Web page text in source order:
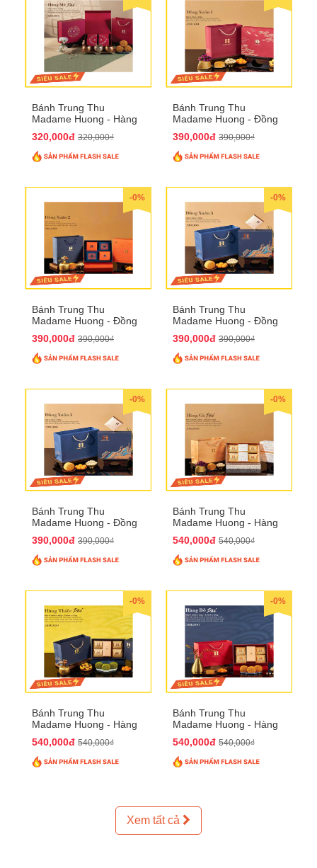
Bánh Trung Thu
Madame Huong - Hàng
320,000đ 320,000₫
Bánh Trung Thu
Madame Huong - Đồng
390,000đ 390,000₫
-0%
Bánh Trung Thu
Madame Huong - Đồng
390,000đ 390,000₫
-0%
Bánh Trung Thu
Madame Huong - Đồng
390,000đ 390,000₫
-0%
Bánh Trung Thu
Madame Huong - Đồng
390,000đ 390,000₫
-0%
Bánh Trung Thu
Madame Huong - Hàng
540,000đ 540,000₫
-0%
Bánh Trung Thu
Madame Huong - Hàng
540,000đ 540,000₫
-0%
Bánh Trung Thu
Madame Huong - Hàng
540,000đ 540,000₫
Xem tất cả